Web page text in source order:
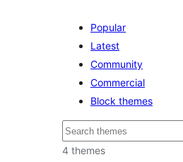
Popular
Latest
Community
Commercial
Block themes
ค้นหา
4 themes